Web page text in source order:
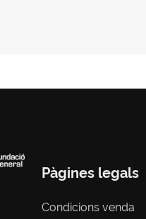
Pàgines legals
Condicions venda